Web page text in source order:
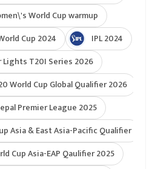
World Cup warmup
Cup 2024
IPL 2024
Lights T20I Series 2026
World Cup Global Qualifier 2026
Premier League 2025
Asia & East Asia-Pacific Qualifier
Cup Asia-EAP Qaulifier 2025